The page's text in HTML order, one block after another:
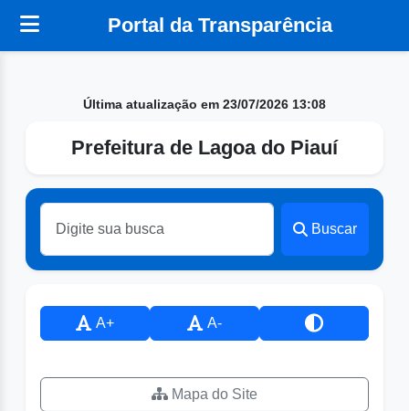
Portal da Transparência
Última atualização em 23/07/2026 13:08
Prefeitura de Lagoa do Piauí
Buscar
A+ A-
Mapa do Site